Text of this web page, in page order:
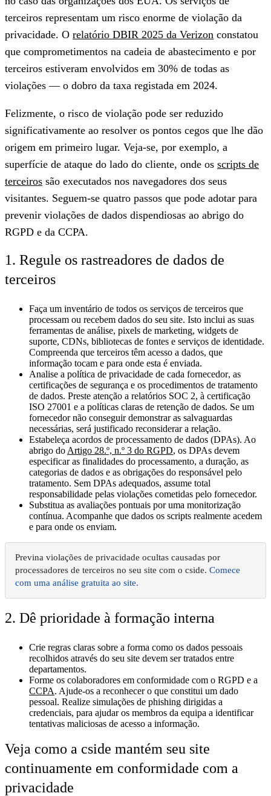
terceiros representam um risco enorme de violação da
privacidade. O relatório DBIR 2025 da Verizon constatou
que comprometimentos na cadeia de abastecimento e por
terceiros estiveram envolvidos em 30% de todas as
violações — o dobro da taxa registada em 2024.
Felizmente, o risco de violação pode ser reduzido
significativamente ao resolver os pontos cegos que lhe dão
origem em primeiro lugar. Veja-se, por exemplo, a
superfície de ataque do lado do cliente, onde os scripts de
terceiros são executados nos navegadores dos seus
visitantes. Seguem-se quatro passos que pode adotar para
prevenir violações de dados dispendiosas ao abrigo do
RGPD e da CCPA.
1. Regule os rastreadores de dados de
terceiros
Faça um inventário de todos os serviços de terceiros que
processam ou recebem dados do seu site. Isto inclui as suas
ferramentas de análise, pixels de marketing, widgets de
suporte, CDNs, bibliotecas de fontes e serviços de identidade.
Compreenda que terceiros têm acesso a dados, que
informação tocam e para onde esta é enviada.
Analise a política de privacidade de cada fornecedor, as
certificações de segurança e os procedimentos de tratamento
de dados. Preste atenção a relatórios SOC 2, à certificação
ISO 27001 e a políticas claras de retenção de dados. Se um
fornecedor não conseguir demonstrar as salvaguardas
necessárias, será justificado reconsiderar a relação.
Estabeleça acordos de processamento de dados (DPAs). Ao
abrigo do Artigo 28.º, n.º 3 do RGPD, os DPAs devem
especificar as finalidades do processamento, a duração, as
categorias de dados e as obrigações do responsável pelo
tratamento. Sem DPAs adequados, assume total
responsabilidade pelas violações cometidas pelo fornecedor.
Substitua as avaliações pontuais por uma monitorização
contínua. Acompanhe que dados os scripts realmente acedem
e para onde os enviam.
Previna violações de privacidade ocultas causadas por
processadores de terceiros no seu site com o cside. Comece
com uma análise gratuita ao site.
2. Dê prioridade à formação interna
Crie regras claras sobre a forma como os dados pessoais
recolhidos através do seu site devem ser tratados entre
departamentos.
Forme os colaboradores em conformidade com o RGPD e a
CCPA. Ajude-os a reconhecer o que constitui um dado
pessoal. Realize simulações de phishing dirigidas a
credenciais, para ajudar os membros da equipa a identificar
tentativas maliciosas de acesso a informação.
Veja como a cside mantém seu site
continuamente em conformidade com a
privacidade